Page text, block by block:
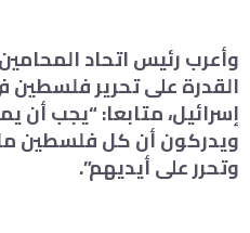
وأعرب رئيس اتحاد
القدرة على تحرير فلسطين
إسرائيل، متابعا: “يجب أن
ويدركون أن كل فلسطين
وتحرر على أيديهم”.